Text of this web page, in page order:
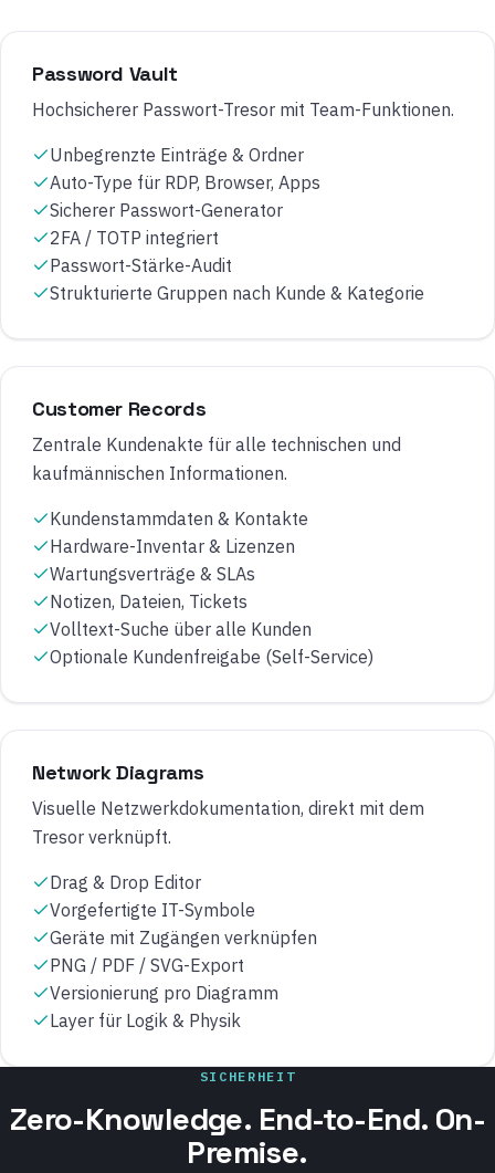
Password Vault
Hochsicherer Passwort-Tresor mit Team-Funktionen.
Unbegrenzte Einträge & Ordner
Auto-Type für RDP, Browser, Apps
Sicherer Passwort-Generator
2FA / TOTP integriert
Passwort-Stärke-Audit
Strukturierte Gruppen nach Kunde & Kategorie
Customer Records
Zentrale Kundenakte für alle technischen und
kaufmännischen Informationen.
Kundenstammdaten & Kontakte
Hardware-Inventar & Lizenzen
Wartungsverträge & SLAs
Notizen, Dateien, Tickets
Volltext-Suche über alle Kunden
Optionale Kundenfreigabe (Self-Service)
Network Diagrams
Visuelle Netzwerkdokumentation, direkt mit dem
Tresor verknüpft.
Drag & Drop Editor
Vorgefertigte IT-Symbole
Geräte mit Zugängen verknüpfen
PNG / PDF / SVG-Export
Versionierung pro Diagramm
Layer für Logik & Physik
SICHERHEIT
Zero-Knowledge. End-to-End. On-
Premise.